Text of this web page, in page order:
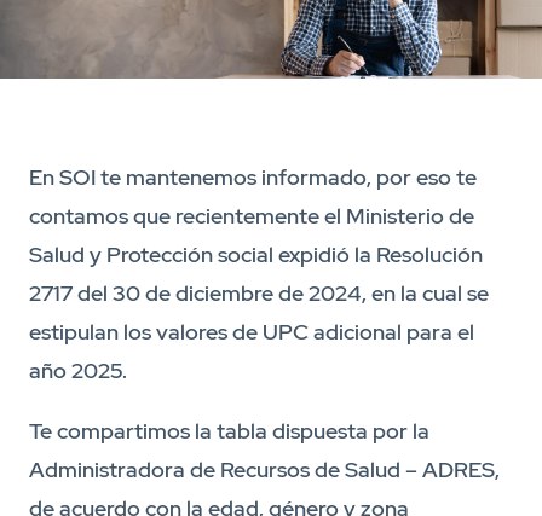
En SOI te mantenemos informado, por eso te
contamos que recientemente el Ministerio de
Salud y Protección social expidió la Resolución
2717 del 30 de diciembre de 2024, en la cual se
estipulan los valores de UPC adicional para el
año 2025.
Te compartimos la tabla dispuesta por la
Administradora de Recursos de Salud – ADRES,
de acuerdo con la edad, género y zona